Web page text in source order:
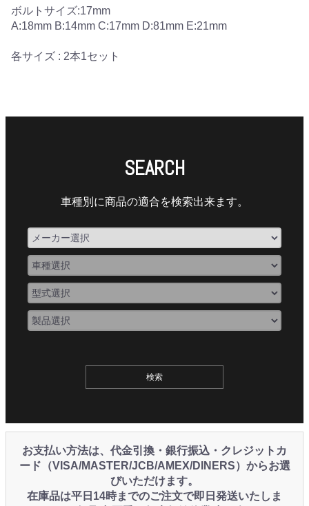
ボルトサイズ:17mm
A:18mm B:14mm C:17mm D:81mm E:21mm
各サイズ : 2本1セット
SEARCH
車種別に商品の適合を検索出来ます。
お支払い方法は、代金引換・銀行振込・クレジットカ
ード（VISA/MASTER/JCB/AMEX/DINERS）からお選
びいただけます。
在庫品は平日14時までのご注文で即日発送いたしま